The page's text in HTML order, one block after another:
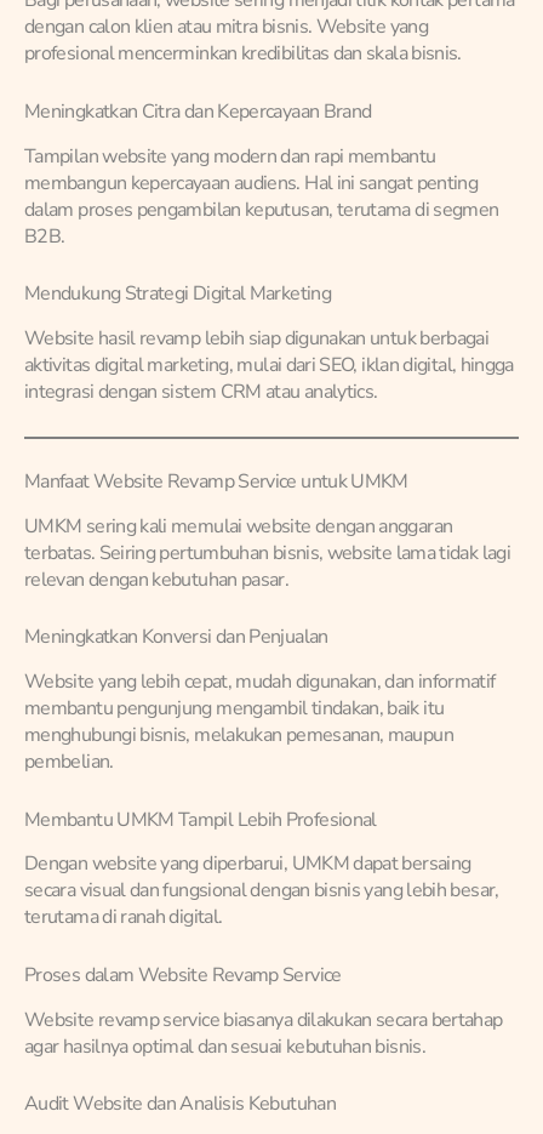
dengan calon klien atau mitra bisnis. Website yang
profesional mencerminkan kredibilitas dan skala bisnis.
Meningkatkan Citra dan Kepercayaan Brand
Tampilan website yang modern dan rapi membantu
membangun kepercayaan audiens. Hal ini sangat penting
dalam proses pengambilan keputusan, terutama di segmen
B2B.
Mendukung Strategi Digital Marketing
Website hasil revamp lebih siap digunakan untuk berbagai
aktivitas digital marketing, mulai dari SEO, iklan digital, hingga
integrasi dengan sistem CRM atau analytics.
Manfaat Website Revamp Service untuk UMKM
UMKM sering kali memulai website dengan anggaran
terbatas. Seiring pertumbuhan bisnis, website lama tidak lagi
relevan dengan kebutuhan pasar.
Meningkatkan Konversi dan Penjualan
Website yang lebih cepat, mudah digunakan, dan informatif
membantu pengunjung mengambil tindakan, baik itu
menghubungi bisnis, melakukan pemesanan, maupun
pembelian.
Membantu UMKM Tampil Lebih Profesional
Dengan website yang diperbarui, UMKM dapat bersaing
secara visual dan fungsional dengan bisnis yang lebih besar,
terutama di ranah digital.
Proses dalam Website Revamp Service
Website revamp service biasanya dilakukan secara bertahap
agar hasilnya optimal dan sesuai kebutuhan bisnis.
Audit Website dan Analisis Kebutuhan